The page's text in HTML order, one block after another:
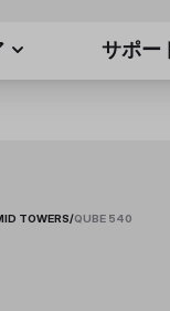
サポー
TOWERS/QUBE 540